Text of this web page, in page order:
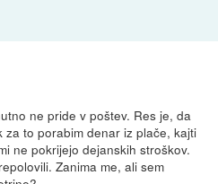
ne pride v poštev. Res je, da
za to porabim denar iz plače, kajti
ne pokrijejo dejanskih stroškov.
Zanima me, ali sem